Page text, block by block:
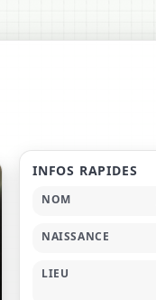
INFOS RAPIDES
NOM
NAISSANCE
LIEU